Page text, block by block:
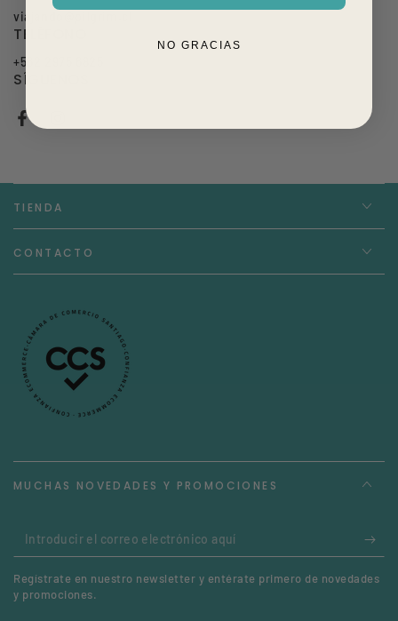
viajando@pilgrim.cl
TELÉFONO
+562 2975 6825
SÍGUENOS
FacebookInstagram
TIENDA
CONTACTO
MUCHAS NOVEDADES Y PROMOCIONES
Introducir
el
correo
Regístrate en nuestro newsletter y entérate primero de novedades
y promociones.
NO GRACIAS